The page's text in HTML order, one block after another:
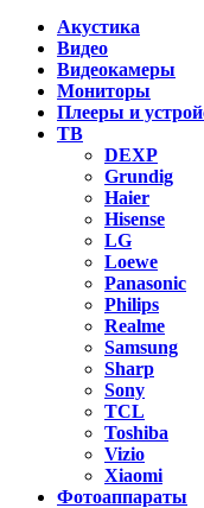
Акустика
Видео
Видеокамеры
Мониторы
Плееры и
ТВ
DEXP
Grundig
Haier
Hisense
LG
Loewe
Panasonic
Philips
Realme
Samsung
Sharp
Sony
TCL
Toshiba
Vizio
Xiaomi
Фотоаппараты